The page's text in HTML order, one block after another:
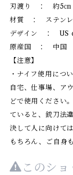
刃渡り ： 約5㎝
材質 ： ステンレ
デザイン ： US
原産国 ： 中国
【注意】
・ナイフ使用につ
自宅、仕事場、ア
どで使用ください
ていると、銃刀法
決して人に向けて
もちろん、ご自身
このシ